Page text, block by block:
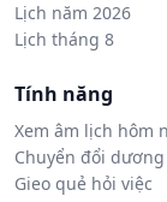
Lịch năm 2026
Lịch tháng 8
Tính năng
Xem âm lịch hôm
Chuyển đổi
Gieo quẻ hỏi việc